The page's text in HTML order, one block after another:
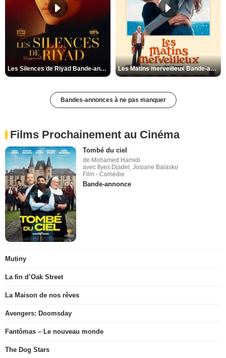
Les Silences de Riyad Bande-annonce VO STFR Les Matins merveilleux Bande-annonce VF
Bandes-annonces à ne pas manquer
Films Prochainement au Cinéma
Tombé du ciel
de Mohamed Hamidi
avec Ilyes Djadel, Josiane Balasko
Film - Comédie
Bande-annonce
Mutiny
La fin d’Oak Street
La Maison de nos rêves
Avengers: Doomsday
Fantômas – Le nouveau monde
The Dog Stars